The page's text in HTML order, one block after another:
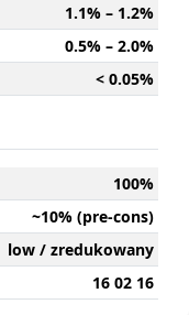
1.1% – 1.2%
0.5% – 2.0%
< 0.05%
100%
~10% (pre-cons)
low / zredukowany
16 02 16